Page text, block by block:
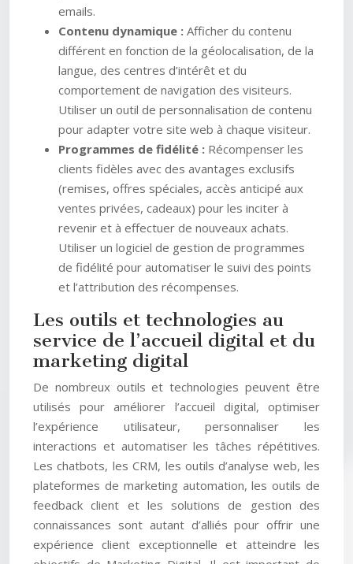
emails.
Contenu dynamique : Afficher du contenu
différent en fonction de la géolocalisation, de la
langue, des centres d’intérêt et du
comportement de navigation des visiteurs.
Utiliser un outil de personnalisation de contenu
pour adapter votre site web à chaque visiteur.
Programmes de fidélité : Récompenser les
clients fidèles avec des avantages exclusifs
(remises, offres spéciales, accès anticipé aux
ventes privées, cadeaux) pour les inciter à
revenir et à effectuer de nouveaux achats.
Utiliser un logiciel de gestion de programmes
de fidélité pour automatiser le suivi des points
et l’attribution des récompenses.
Les outils et technologies au
service de l’accueil digital et du
marketing digital
De nombreux outils et technologies peuvent être
utilisés pour améliorer l’accueil digital, optimiser
l’expérience utilisateur, personnaliser les
interactions et automatiser les tâches répétitives.
Les chatbots, les CRM, les outils d’analyse web, les
plateformes de marketing automation, les outils de
feedback client et les solutions de gestion des
connaissances sont autant d’alliés pour offrir une
expérience client exceptionnelle et atteindre les